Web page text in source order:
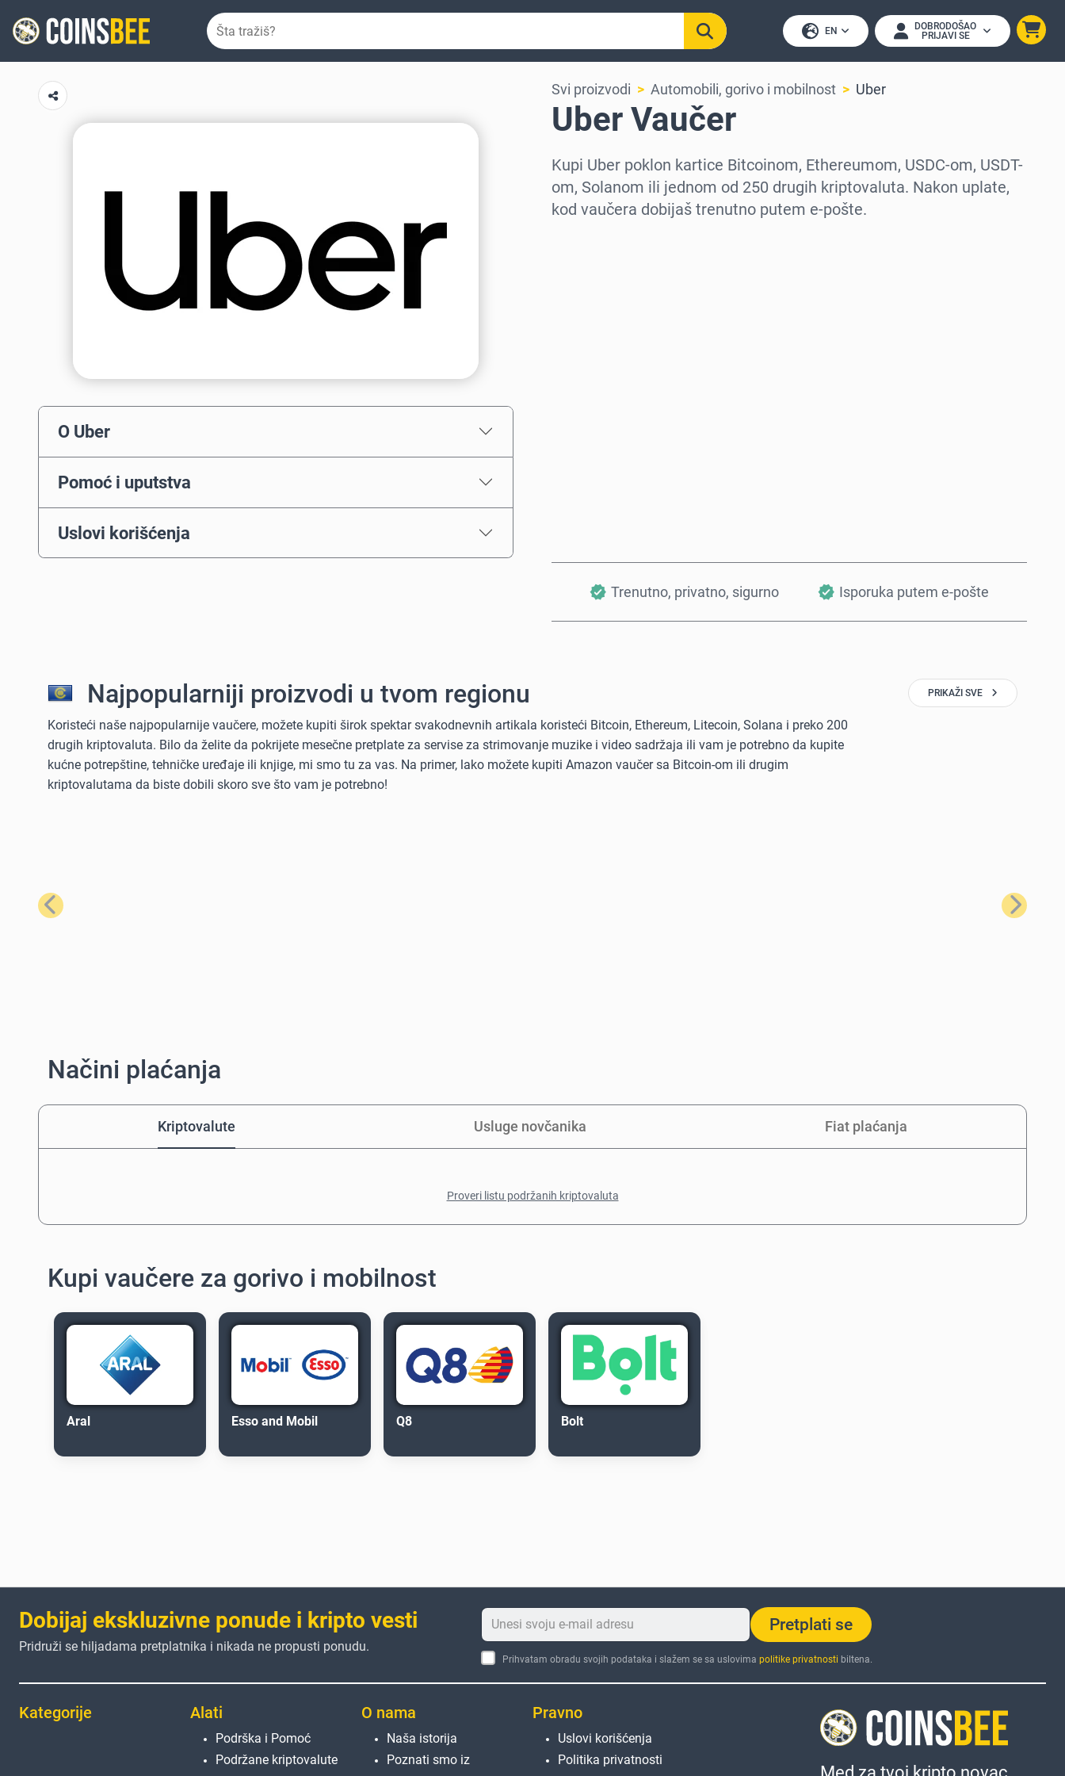
EN
DOBRODOŠAO
PRIJAVI SE
O Uber
Pomoć i uputstva
Uslovi korišćenja
Svi proizvodi Automobili, gorivo i mobilnost Uber
Uber Vaučer
Kupi Uber poklon kartice Bitcoinom, Ethereumom, USDC-om, USDT-
om, Solanom ili jednom od 250 drugih kriptovaluta. Nakon uplate,
kod vaučera dobijaš trenutno putem e-pošte.
Trenutno, privatno, sigurno Isporuka putem e-pošte
Najpopularniji proizvodi u tvom regionu
Koristeći naše najpopularnije vaučere, možete kupiti širok spektar svakodnevnih artikala koristeći Bitcoin, Ethereum, Litecoin, Solana i preko 200
drugih kriptovaluta. Bilo da želite da pokrijete mesečne pretplate za servise za strimovanje muzike i video sadržaja ili vam je potrebno da kupite
kućne potrepštine, tehničke uređaje ili knjige, mi smo tu za vas. Na primer, lako možete kupiti Amazon vaučer sa Bitcoin-om ili drugim
kriptovalutama da biste dobili skoro sve što vam je potrebno!
PRIKAŽI SVE
Prethodno Sledeće
Načini plaćanja
Kriptovalute Usluge novčanika Fiat plaćanja
Proveri listu podržanih kriptovaluta
Kupi vaučere za gorivo i mobilnost
Aral Esso and Mobil Q8 Bolt
Dobijaj ekskluzivne ponude i kripto vesti
Pridruži se hiljadama pretplatnika i nikada ne propusti ponudu.
Pretplati se
Prihvatam obradu svojih podataka i slažem se sa uslovima politike privatnosti biltena.
Kategorije Alati
Podrška i Pomoć
Podržane kriptovalute
O nama
Naša istorija
Poznati smo iz
Pravno
Uslovi korišćenja
Politika privatnosti